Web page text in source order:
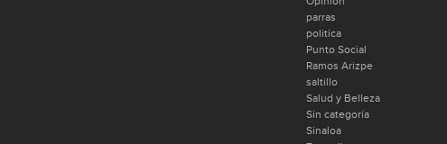
parras
politica
Punto Social
Ramos Arizpe
saltillo
Salud y Belleza
Sin categoría
Sinaloa